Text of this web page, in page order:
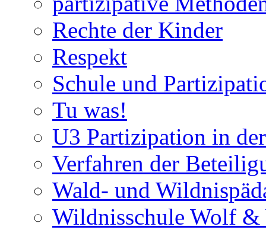
Rechte der Kinder
Respekt
Schule und
Tu was!
U3 Partizipation in
Verfahren der
Wald- und
Wildnisschule Wolf &